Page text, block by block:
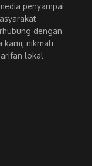
penyampai
dengan
kami, nikmati
lokal